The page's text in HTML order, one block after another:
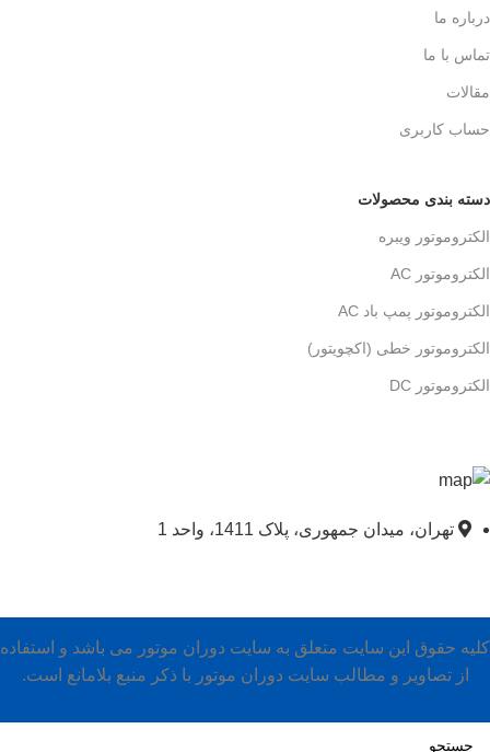
درباره ما
تماس با ما
مقالات
حساب کاربری
دسته بندی محصولات
الکتروموتور ویبره
الکتروموتور AC
الکتروموتور پمپ باد AC
الکتروموتور خطی (اکچویتور)
الکتروموتور DC
تهران، میدان جمهوری، پلاک 1411، واحد 1
کلیه حقوق این سایت متعلق به سایت دوران موتور می باشد و استفاده
از تصاویر و مطالب سایت دوران موتور با ذکر منبع بلامانع است.